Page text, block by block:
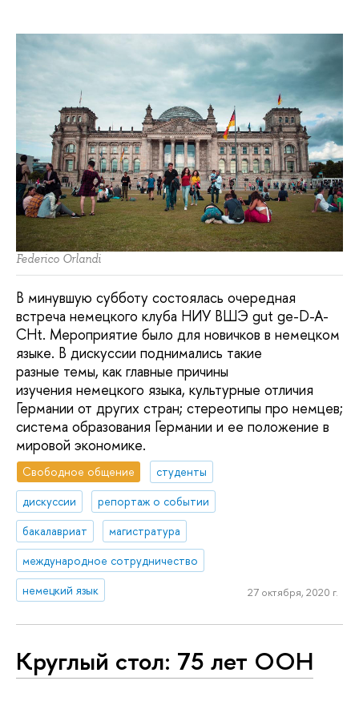
Federico Orlandi
В минувшую субботу состоялась очередная
встреча немецкого клуба НИУ ВШЭ gut ge-D-A-
CHt. Мероприятие было для новичков в немецком
языке. В дискуссии поднимались такие
разные темы, как главные причины
изучения немецкого языка, культурные отличия
Германии от других стран; стереотипы про немцев;
система образования Германии и ее положение в
мировой экономике.
Свободное общение
студенты
дискуссии
репортаж о событии
бакалавриат
магистратура
международное сотрудничество
немецкий язык
27 октября, 2020 г.
Круглый стол: 75 лет ООН